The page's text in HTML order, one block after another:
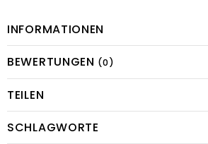
INFORMATIONEN
BEWERTUNGEN (0)
TEILEN
SCHLAGWORTE